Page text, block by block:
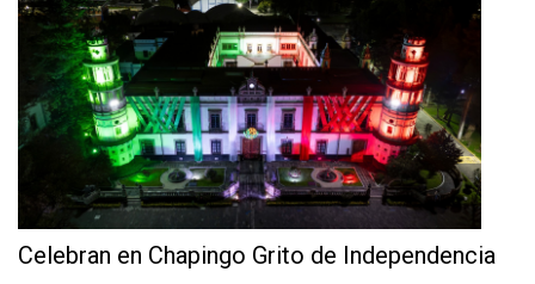
Celebran en Chapingo Grito de Independencia